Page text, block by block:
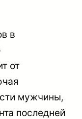
в
от
мужчины,
последней